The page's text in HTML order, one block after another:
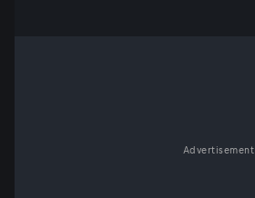
Advertisement